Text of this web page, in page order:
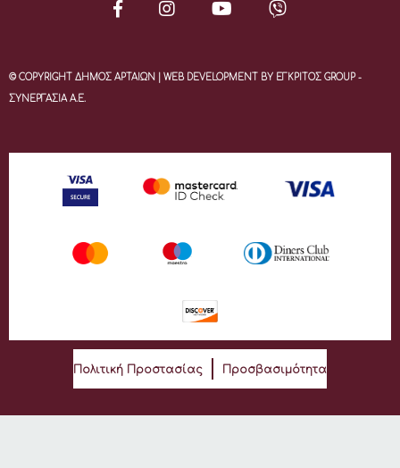
© COPYRIGHT ΔΗΜΟΣ ΑΡΤΑΙΩΝ | WEB DEVELOPMENT BY ΕΓΚΡΙΤΟΣ GROUP -
ΣΥΝΕΡΓΑΣΙΑ Α.Ε.
Πολιτική Προστασίας Προσβασιμότητα